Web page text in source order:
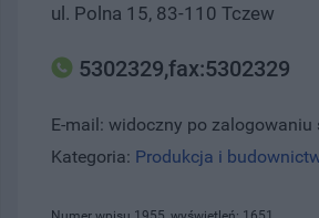
ul. Polna 15, 83-110 Tczew
5302329,fax:5302329
E-mail: widoczny po zalogowaniu
Kategoria: Produkcja i